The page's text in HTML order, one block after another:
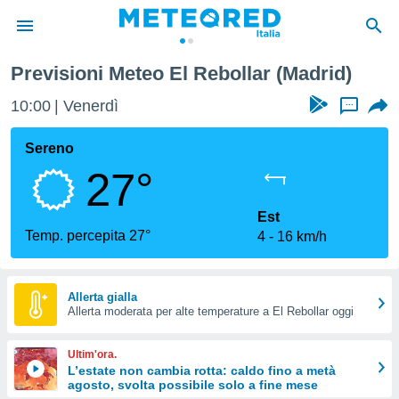
di
per
le
di
Web
le
Previsioni Meteo El Rebollar (Madrid)
10:00 Venerdì ...
Sereno
27°
Temp. percepita 27°
Est
4
16 km/h
Allerta gialla
Allerta moderata per alte temperature a El Rebollar oggi
Ultim'ora.
L’estate non cambia rotta: caldo fino a metà
agosto, svolta possibile solo a fine mese